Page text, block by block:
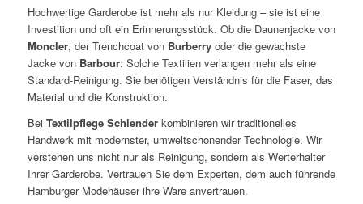
Hochwertige Garderobe ist mehr als nur Kleidung – sie ist eine
Investition und oft ein Erinnerungsstück. Ob die Daunenjacke von
Moncler, der Trenchcoat von Burberryoder die gewachste
Jacke von Barbour: Solche Textilien verlangen mehr als eine
Standard-Reinigung. Sie benötigen Verständnis für die Faser, das
Material und die Konstruktion.
Bei Textilpflege Schlenderkombinieren wir traditionelles
Handwerk mit modernster, umweltschonender Technologie. Wir
verstehen uns nicht nur als Reinigung, sondern als Werterhalter
Ihrer Garderobe. Vertrauen Sie dem Experten, dem auch führende
Hamburger Modehäuser ihre Ware anvertrauen.